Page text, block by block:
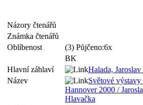
Názory čtenářů
Známka čtenářů
Oblíbenost
(3) Půjčeno:6x
BK
Hlavní záhlaví
Halada, Jaroslav
Název
Světové
Hannover 2000 /
Hlavačka